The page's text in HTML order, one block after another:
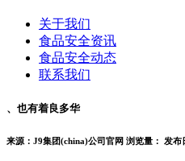
关于我们
食品安全资讯
食品安全动态
联系我们
、也有着良多华
来源：J9集团(china)公司官网 浏览量： 发布